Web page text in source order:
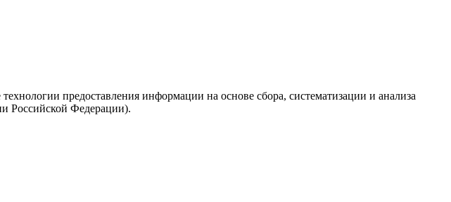
предоставления информации на основе сбора, систематизации и анализа
Российской Федерации).